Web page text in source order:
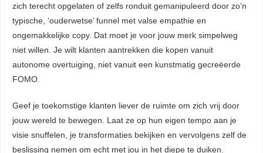
zich terecht opgelaten of zelfs ronduit gemanipuleerd door zo’n
typische, ‘ouderwetse’ funnel met valse empathie en
ongemakkelijke copy. Dat moet je voor jouw merk simpelweg
niet willen. Je wilt klanten aantrekken die kopen vanuit
autonome overtuiging, niet vanuit een kunstmatig gecreëerde
FOMO.
Geef je toekomstige klanten liever de ruimte om zich vrij door
jouw wereld te bewegen. Laat ze op hun eigen tempo aan je
visie snuffelen, je transformaties bekijken en vervolgens zelf de
beslissing nemen om echt met jou in het diepe te duiken.